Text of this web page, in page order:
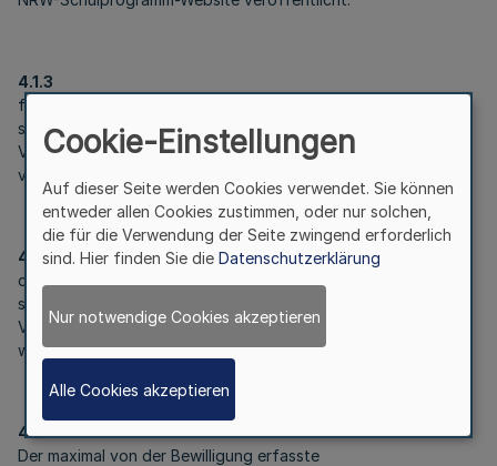
4.1.3
für die Versorgung der Kinder nur Obst- und Gemüsesorten
sowie Milch und Milchprodukte entsprechend der
Verzeichnisse auf der NRW-Schulprogramm-Website
verwendet werden und
4.1.4
die förderfähigen Erzeugnisse von handelsüblicher Qualität
sind und durch die Lieferanten die einschlägigen
Vermarktungsnormen und Hygieneanforderungen erfüllt
werden.
4.2
Der maximal von der Bewilligung erfasste
Cookie-Einstellungen
Auf dieser Seite werden Cookies verwendet. Sie können
entweder allen Cookies zustimmen, oder nur solchen,
die für die Verwendung der Seite zwingend erforderlich
sind. Hier finden Sie die Datenschutzerklärung
Nur notwendige Cookies akzeptieren
Alle Cookies akzeptieren